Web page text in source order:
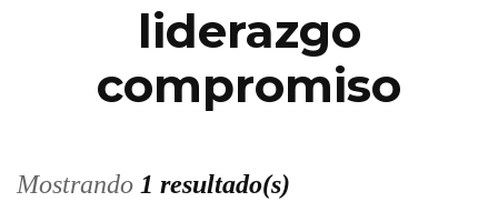
liderazgo
compromiso
Mostrando 1 resultado(s)